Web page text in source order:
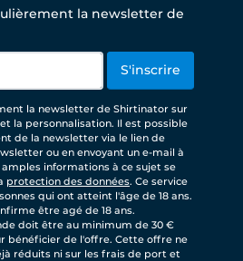
la newsletter de
S'inscrire
la newsletter de Shirtinator sur
la personnalisation. Il est possible
de la newsletter via le lien de
ou en envoyant un e-mail à
informations à ce sujet se
protection des données. Ce service
qui ont atteint l'âge de 18 ans.
être agé de 18 ans.
doit être au minimum de 30 €
bénéficier de l'offre. Cette offre ne
réduits ni sur les frais de port et